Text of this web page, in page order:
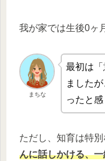
我が家では生後0ヶ
まちな
最初は
ました
ったと感
ただし、知育は特別
んに話しかける、